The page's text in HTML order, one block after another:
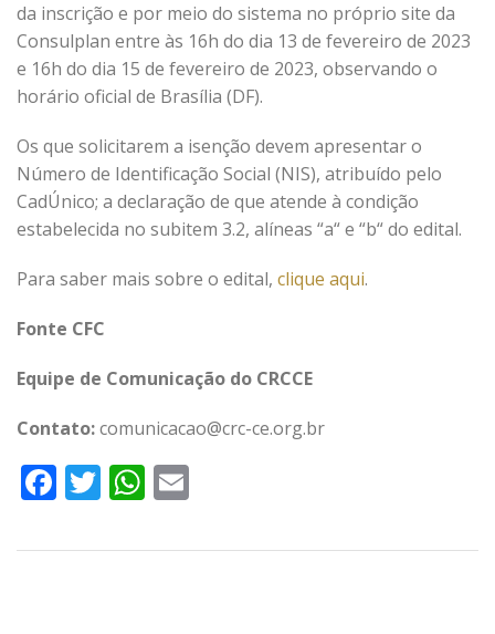
da inscrição e por meio do sistema no próprio site da
Consulplan entre às 16h do dia 13 de fevereiro de 2023
e 16h do dia 15 de fevereiro de 2023, observando o
horário oficial de Brasília (DF).
Os que solicitarem a isenção devem apresentar o
Número de Identificação Social (NIS), atribuído pelo
CadÚnico; a declaração de que atende à condição
estabelecida no subitem 3.2, alíneas “a“ e “b“ do edital.
Para saber mais sobre o edital, clique aqui.
Fonte CFC
Equipe de Comunicação do CRCCE
Contato:comunicacao@crc-ce.org.br
Facebook
TwitterWhatsApp